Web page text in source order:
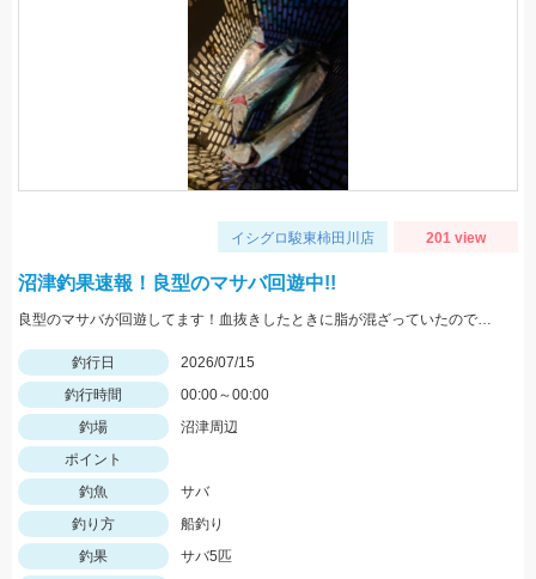
イシグロ駿東柿田川店 201 view
沼津釣果速報！良型のマサバ回遊中!!
良型のマサバが回遊してます！血抜きしたときに脂が混ざっていたのでとても美味しそうです。ゴマサバも混じります！
釣行日
2026/07/15
釣行時間
00:00～00:00
釣場
沼津周辺
ポイント
釣魚
サバ
釣り方
船釣り
釣果
サバ5匹